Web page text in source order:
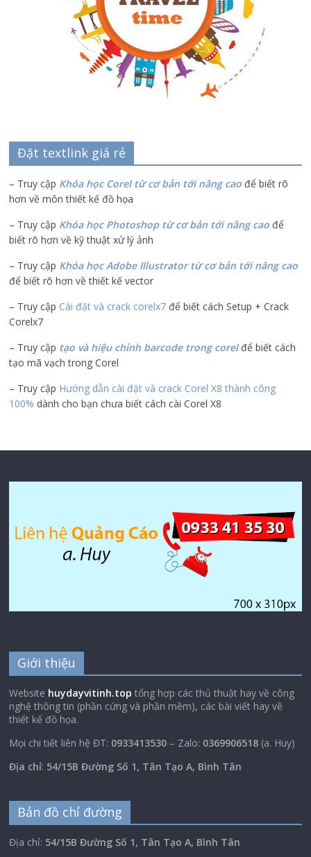
Đặt textlink giá rẻ
– Truy cập Khóa học Corel từ cơ bản tới nâng cao để biết rõ
hơn về môn thiết kế đồ họa
– Truy cập Khóa học Photoshop từ cơ bản tới nâng cao để
biết rõ hơn về kỹ thuật xử lý ảnh
– Truy cập Khóa học Adobe Illustratortừ cơ bản tới nâng cao
để biết rõ hơn về thiết kế vector
– Truy cập Cài đặt và crack corelx7 để biết cách Setup + Crack
Corelx7
– Truy cập tạo và hiệu chỉnh barcode trong corelđể biết cách
tạo mã vạch trong Corel
– Truy cập Hướng dẫn cài đặt và crack Corel X8 thành công
100% dành cho bạn chưa biết cách cài Corel X8
Giới thiệu
Website huydayvitinh.top tổng hợp các thủ thuật hay về công
nghệ thông tin (phần cứng và phần mềm), các bài viết hay về
thiết kế đồ họa.
Mọi chi tiết liên hệ ĐT: 0933413530 – Zalo: 0369906518 (a. Huy)
Địa chỉ: 54/15B Đường Số 1, Tân Tạo A, Bình Tân
Bản đồ chỉ đường
Địa chỉ: 54/15B Đường Số 1, Tân Tạo A, Bình Tân